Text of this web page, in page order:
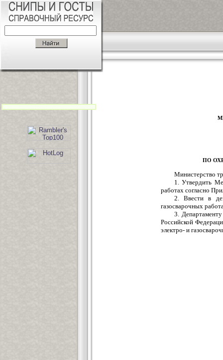
ПО
Министерство
1. Утвердить
работах согласно
2. Ввести в
газосварочных
3.
Российской
электро- и